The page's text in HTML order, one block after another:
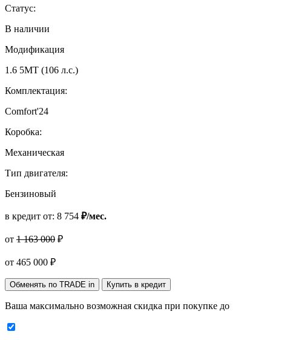
Статус:
В наличии
Модификация
1.6 5МТ (106 л.с.)
Комплектация:
Comfort'24
Коробка:
Механическая
Тип двигателя:
Бензиновый
в кредит от: 8 754 ₽/мес.
от 1 163 000 ₽
от 465 000 ₽
Обменять по TRADE in Купить в кредит
Ваша максимально возможная скидка при покупке до